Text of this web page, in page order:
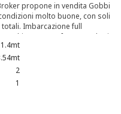
propone in vendita Gobbi
molto buone, con soli
Imbarcazione full
chi cerca comfort, tecnologia
in navigazione e in porto.
elica di manovra,
di ultima
satellitare. È presente
passerella idraulica per
Gli spazi sono ben distribuiti,
bagno, cucina
2
1